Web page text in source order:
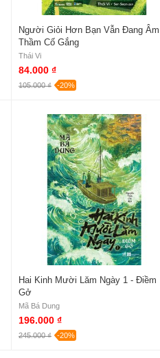
Người Giỏi Hơn Bạn Vẫn Đang Âm
Thầm Cố Gắng
Thái Vi
84.000 ₫
105.000 ₫ -20%
Hai Kinh Mười Lăm Ngày 1 - Điềm
Gở
Mã Bá Dung
196.000 ₫
245.000 ₫ -20%